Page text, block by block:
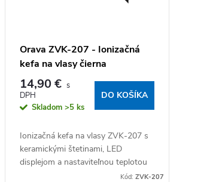
Orava ZVK-207 - Ionizačná
kefa na vlasy čierna
14,90 €
Skladom >5 ks
DO KOŠÍKA
Ionizačná kefa na vlasy ZVK-207 s
keramickými štetinami, LED
displejom a nastaviteľnou teplotou
od 80 do 230 °C. Ionizačná funkcia
Kód: ZVK-207